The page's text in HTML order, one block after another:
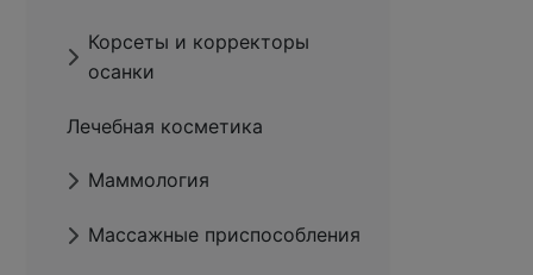
Корсеты и корректоры
осанки
Лечебная косметика
Маммология
Массажные приспособления